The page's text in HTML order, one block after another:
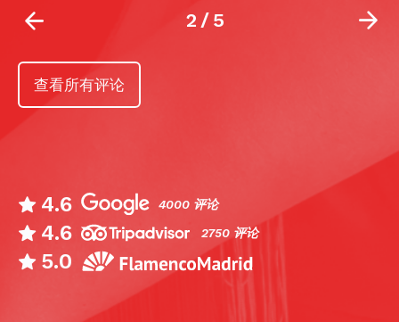
2/5
查看所有评论
4.6 4000 评论
4.6 2750 评论
5.0